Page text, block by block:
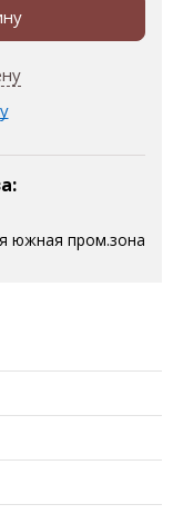
южная пром.зона